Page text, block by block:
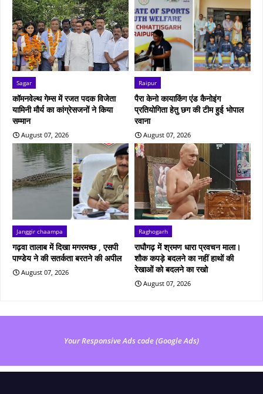
Sagar
कॉमनवेल्थ गेम्स में रजत पदक विजेता
यामिनी मौर्य का कांग्रेसजनों ने किया
सम्मान
August 07, 2026
Raipur
पैरा केनो कायाकिंग एंड कैनोइंग
प्रतियोगिता हेतु छग की टीम हुई भोपाल
रवाना
August 07, 2026
Janggir chaampa
गढ़वा तालाब में दिखा मगरमच्छ , एसपी
पाण्डेय ने की सतर्कता बरतने की अपील
August 07, 2026
Raghogarh
राघौगढ़ में श्रमण धारा प्रवचन माला।
शौक कपड़े बदलने का नहीं हाथों की
रेखाओं को बदलने का रखो
August 07, 2026
Your Responsive Ads code (Google Ads)